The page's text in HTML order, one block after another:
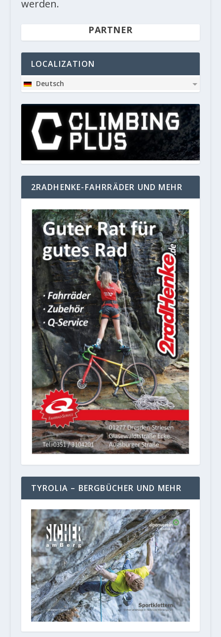
werden.
PARTNER
LOCALIZATION
Deutsch
2RADHENKE-FAHRRÄDER UND MEHR
TYROLIA – BERGBÜCHER UND MEHR